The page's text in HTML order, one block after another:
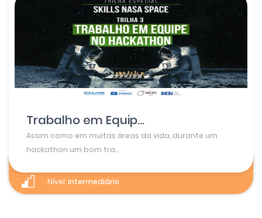
Trabalho em Equip...
Assim como em muitas áreas da vida, durante um
hackathon um bom tra...
Nível:intermediário